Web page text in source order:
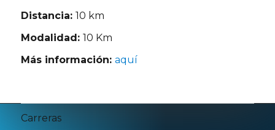
Distancia:10 km
Modalidad:10 Km
Más información:aquí
Carreras